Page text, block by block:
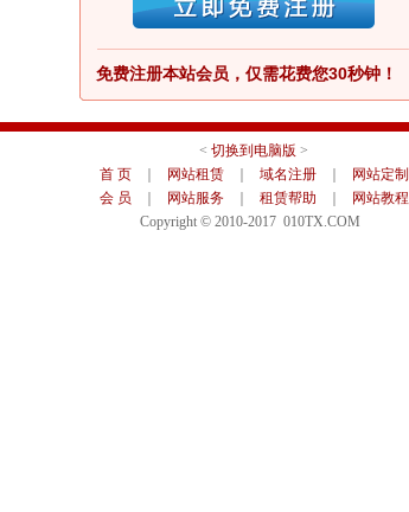
免费注册本站会员，仅需花费您30秒钟！
< 切换到电脑版 >
首 页｜ 网站租赁｜ 域名注册｜
网站定制
会 员
网站服务｜ 租赁帮助
网站教程
Copyright © 2010-2017 010TX.COM